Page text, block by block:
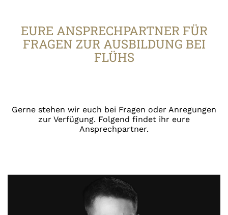
Azubi-Speed-Dating an der Theodor-
Heuss-Realschule
EURE ANSPRECHPARTNER FÜR
FRAGEN ZUR AUSBILDUNG BEI
FLÜHS
Gerne stehen wir euch bei Fragen oder Anregungen
zur Verfügung. Folgend findet ihr eure
Ansprechpartner.